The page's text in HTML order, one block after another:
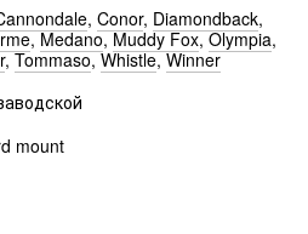
, Conor, Diamondback,
,Medano,Muddy Fox,Olympia,
,Tommaso,Whistle,Winner
mount